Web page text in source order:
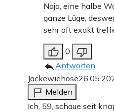
Naja, eine halbe
ganze Lüge,
sehr oft exakt
0
Antworten
Jackewiehose
Melden
Ich, 59, schaue seit